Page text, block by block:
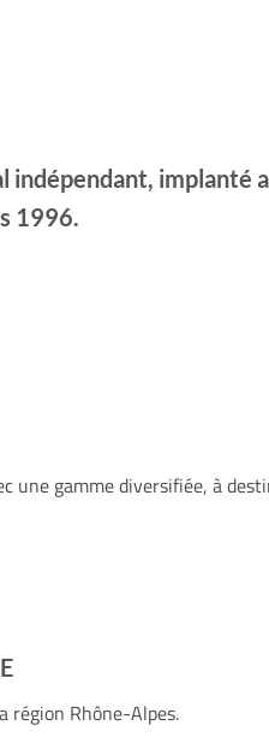
indépendant, implanté
1996.
une gamme diversifiée, à
région Rhône-Alpes.